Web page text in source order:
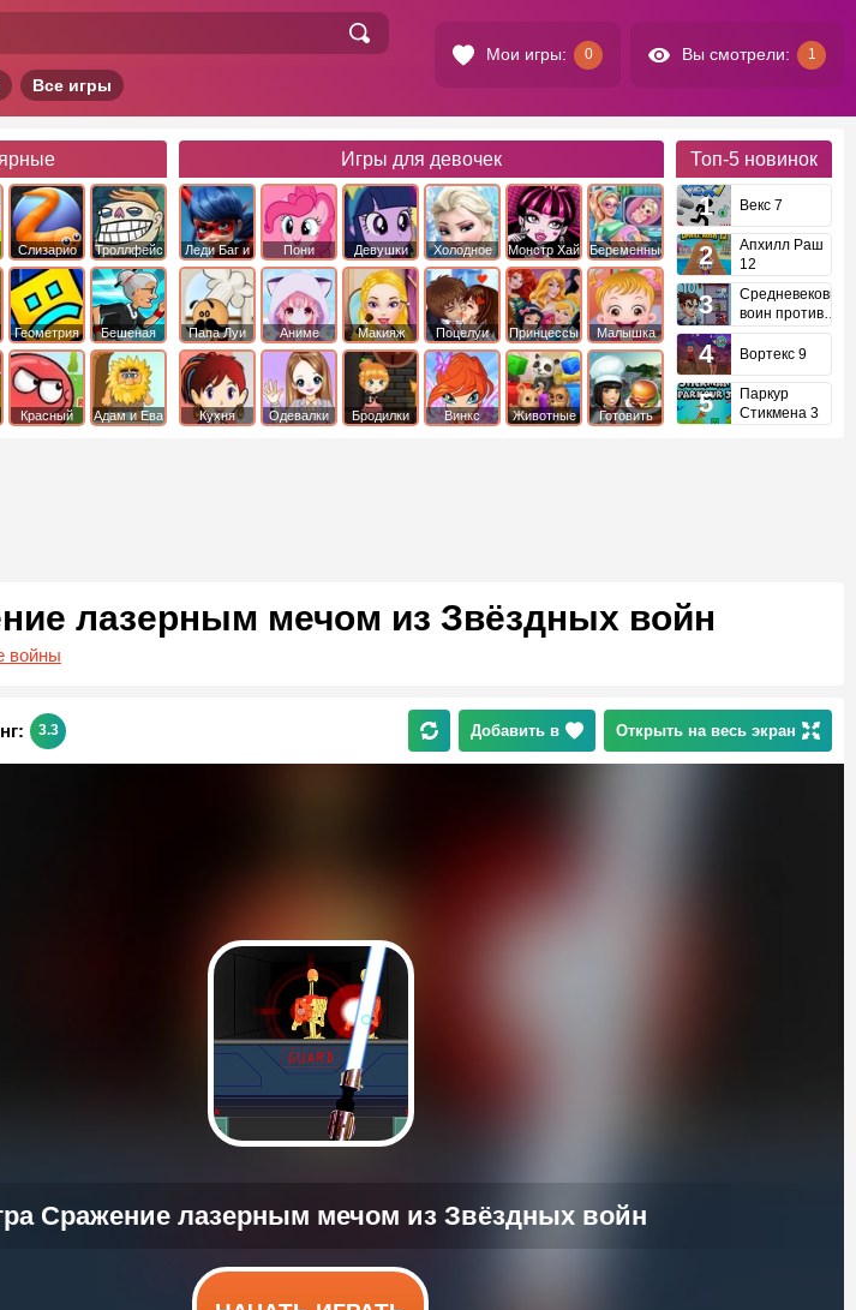
Мои игры: 0 Вы смотрели: 1
Все игры
Слизарио
Троллфейс
квест
Геометрия
Даш
Бешеная
бабка
сбежала из
психушки
Красный
Адам и Ева
Игры для девочек
Леди Баг и
Супер Кот
Пони
Дружба это
Девушки
Эквестрии
Холодное
Сердце
Монстр Хай Беременные
Папа Луи Аниме Макияж Поцелуи
Принцессы
Диснея
Малышка
Хейзел
Кухня
Одевалки Бродилки Винкс Животные
Готовить
Топ-5 новинок
Векс 7
Апхилл Раш
12
Средневековый
воин против
Вортекс 9
Паркур
Стикмена 3
лазерным мечом из Звёздных войн
войны
3.3 Добавить в Открыть на весь экран